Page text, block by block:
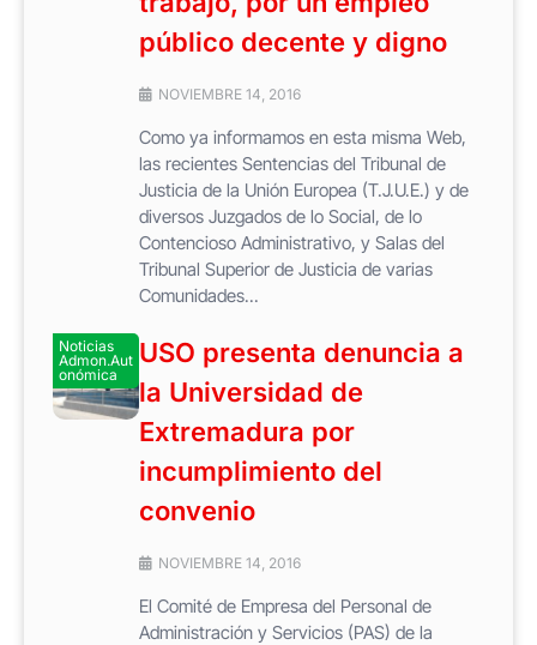
público decente y digno
NOVIEMBRE 14, 2016
Como ya informamos en esta misma Web,
las recientes Sentencias del Tribunal de
Justicia de la Unión Europea (T.J.U.E.) y de
diversos Juzgados de lo Social, de lo
Contencioso Administrativo, y Salas del
Tribunal Superior de Justicia de varias
Comunidades...
Noticias
Admon.Aut
onómica
USO presenta denuncia a
la Universidad de
Extremadura por
incumplimiento del
convenio
NOVIEMBRE 14, 2016
El Comité de Empresa del Personal de
Administración y Servicios (PAS) de la